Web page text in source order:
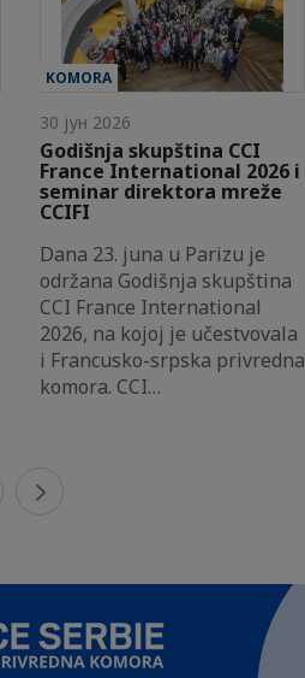
KOMORA
30 јун 2026
Godišnja skupština CCI
France International 2026 i
seminar direktora mreže
CCIFI
Dana 23. juna u Parizu je
održana Godišnja skupština
CCI France International
2026, na kojoj je učestvovala
i Francusko-srpska privredna
komora. CCI…